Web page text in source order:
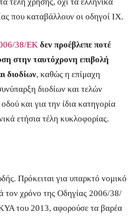
που καταβάλλουν οι οδηγοί ΙΧ.
38/ΕΚ δεν προέβλεπε ποτέ
στην ταυτόχρονη επιβολή
διοδίων, καθώς η επίμαχη
διοδίων και τελών
και για την ίδια κατηγορία
ετήσια τέλη κυκλοφορίας.
Πρόκειται για υπαρκτό νομικό
τον χρόνο της Οδηγίας 2006/38/
του 2013, αφορούσε τα βαρέα